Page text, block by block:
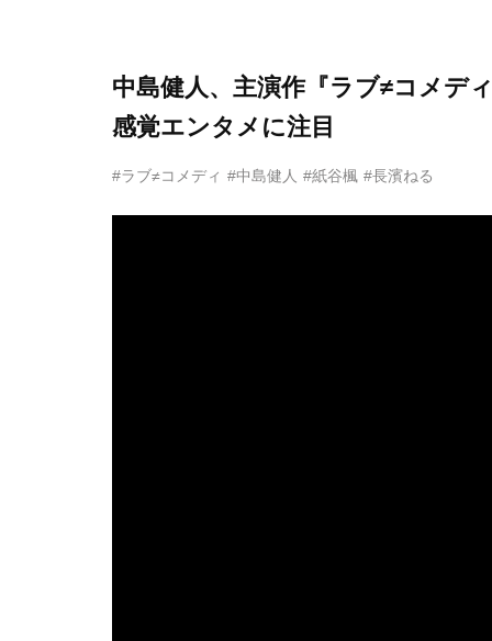
中島健人、主演作『ラブ≠コメデ
感覚エンタメに注目
#ラブ≠コメディ #中島健人 #紙谷楓 #長濱ねる